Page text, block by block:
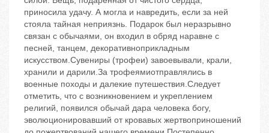
приносила удачу. А могла и навредить, если за ней
стояла тайная неприязнь. Подарок был неразрывно
связан с обычаями, он входил в обряд наравне с
песней, танцем, декоративноприкладным
искусством.Сувениры (трофеи) завоевывали, крали,
хранили и дарили.За трофеямиотправлялись в
военные походы и далекие путешествия.Следует
отметить, что с возникновением и укреплением
религий, появился обычай дара человека богу,
эволюционировавший от кровавых жертвоприношений